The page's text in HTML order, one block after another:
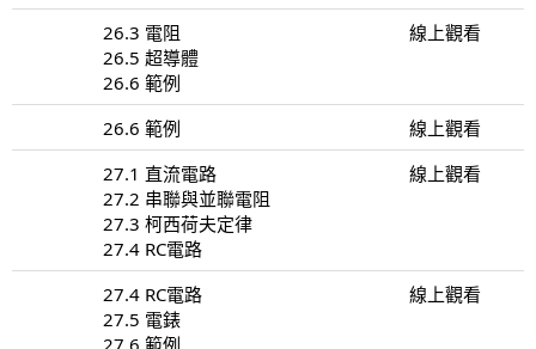
26.3 電阻
26.5 超導體
26.6 範例
線上觀看
26.6 範例
線上觀看
27.1 直流電路
27.2 串聯與並聯電阻
27.3 柯西荷夫定律
27.4 RC電路
線上觀看
27.4 RC電路
27.5 電錶
27.6 範例
線上觀看